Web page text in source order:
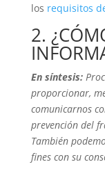
los requisitos
2.
En síntesis:
proporcionar,
comunicarnos
prevención del
También
fines con su